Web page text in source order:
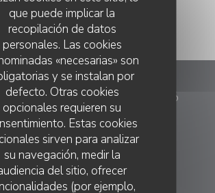
que puede implicar la
recopilación de datos
personales. Las cookies
«necesarias» son
y se instalan por
defecto. Otras cookies
opcionales requieren su
Estas cookies
sirven para analizar
su navegación, medir la
del sitio, ofrecer
(por ejemplo,
éphémère de retour en 2026
Louis Favre 1024 Ecublens (VD)
079 376 55 08
RESERVA